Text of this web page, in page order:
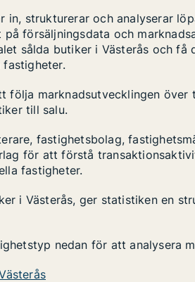
in, strukturerar och analyserar
försäljningsdata och
sålda butiker i Västerås och
fastigheter.
marknadsutvecklingen över
till salu.
fastighetsbolag,
för att förstå
fastigheter.
i Västerås, ger statistiken en
nedan för att analysera